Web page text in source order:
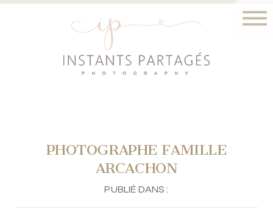
PHOTOGRAPHE FAMILLE
ARCACHON
PUBLIÉ DANS :